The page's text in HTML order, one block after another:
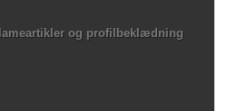
og profilbeklædning